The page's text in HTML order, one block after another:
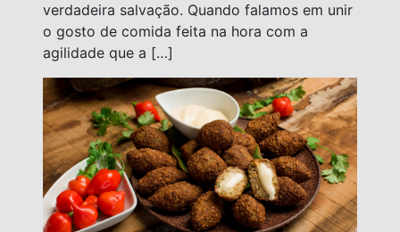
verdadeira salvação. Quando falamos em unir
o gosto de comida feita na hora com a
agilidade que a […]